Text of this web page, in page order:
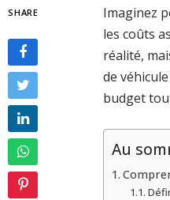
SHARE
Imaginez
les coûts
réalité,
de
budget
Au